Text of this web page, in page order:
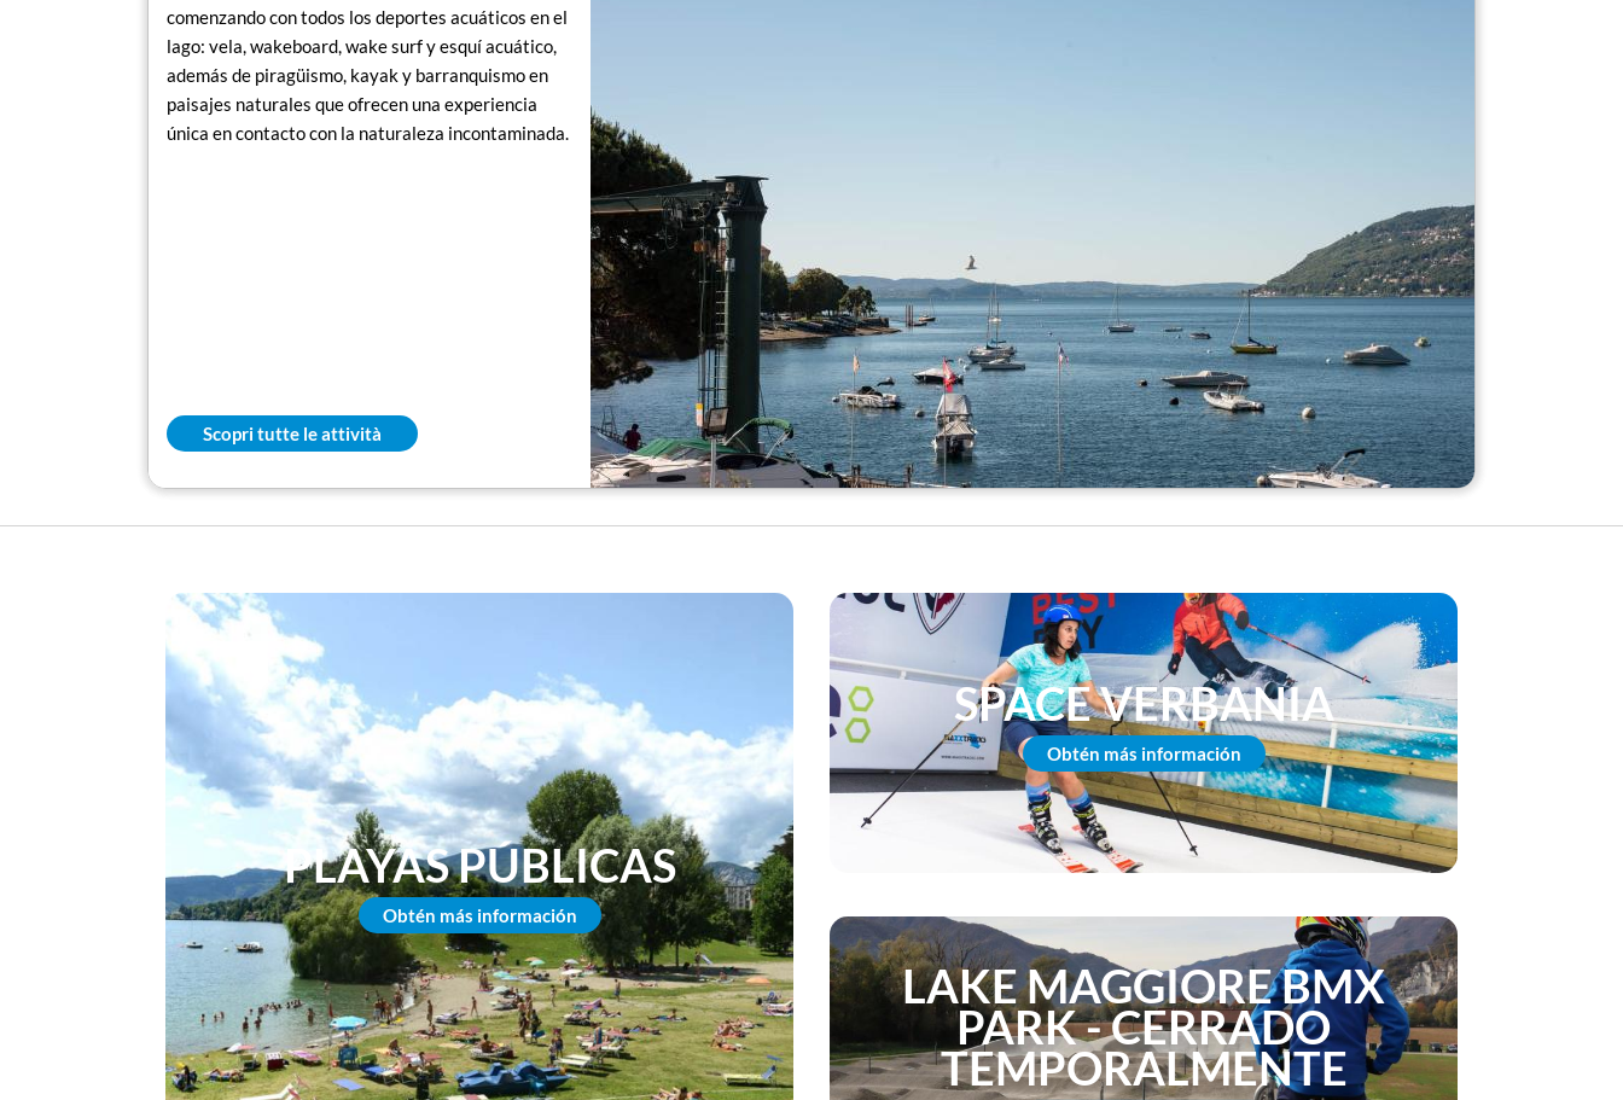
comenzando con todos los deportes acuáticos en el
lago: vela, wakeboard, wake surf y esquí acuático,
además de piragüismo, kayak y barranquismo en
paisajes naturales que ofrecen una experiencia
única en contacto con la naturaleza incontaminada.
Scopri tutte le attività
PLAYAS PÚBLICAS
Obtén más información
SPACE VERBANIA
Obtén más información
LAKE MAGGIORE BMX
PARK - CERRADO
TEMPORALMENTE